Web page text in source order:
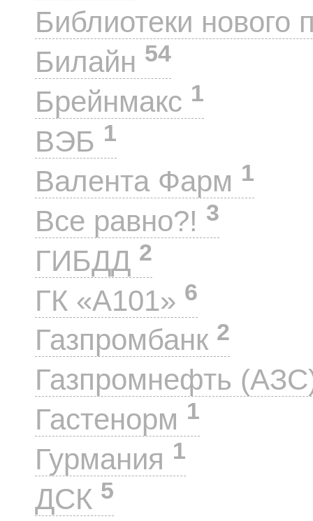
Библиотеки нового
Билайн 54
Брейнмакс 1
ВЭБ 1
Валента Фарм 1
Все равно?! 3
ГИБДД 2
ГК «А101» 6
Газпромбанк 2
Газпромнефть
Гастенорм 1
Гурмания 1
ДСК 5